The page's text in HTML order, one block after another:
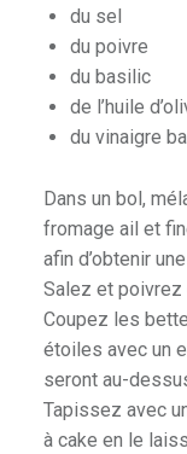
du sel
du poivre
du basilic
de l’huile
du vinaigre
Dans un bol,
fromage ail et
afin d’obtenir
Salez et poivrez
Coupez les
étoiles avec un
seront au-
Tapissez avec
à cake en le